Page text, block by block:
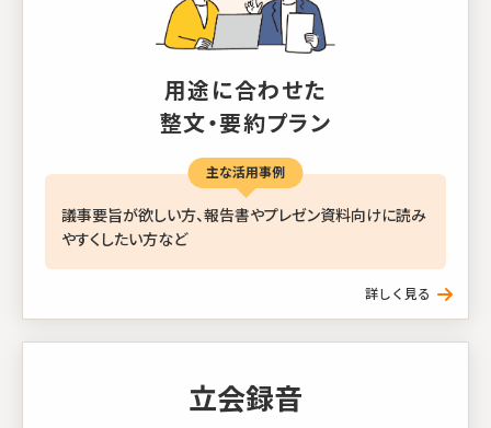
用途に合わせた
整文・要約プラン
主な活用事例
議事要旨が欲しい方、報告書やプレゼン資料向けに読み
やすくしたい方など
立会録音